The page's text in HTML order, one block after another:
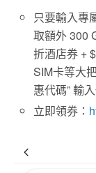
只要輸入專
取額外 300
折酒店券 +
SIM卡等大
惠代碼” 輸
立即領券：